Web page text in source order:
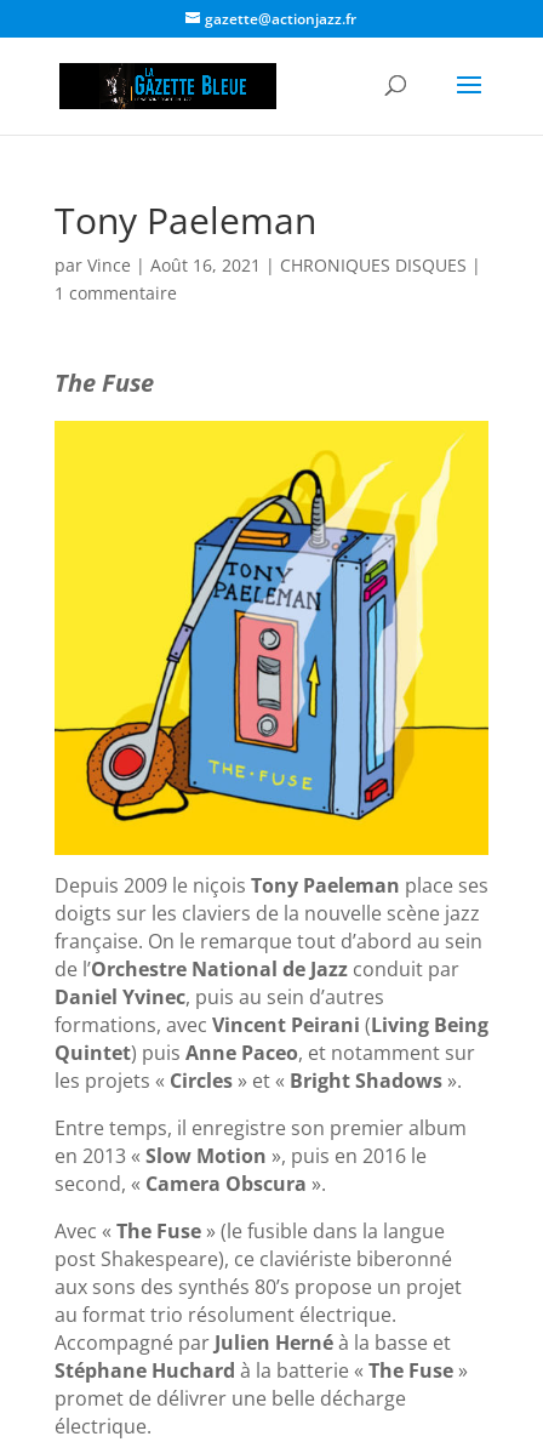
gazette@actionjazz.fr
Tony Paeleman
par Vince | Août 16, 2021 | CHRONIQUES DISQUES |
1 commentaire
The Fuse
Depuis 2009 le niçois Tony Paeleman place ses
doigts sur les claviers de la nouvelle scène jazz
française. On le remarque tout d’abord au sein
de l’Orchestre National de Jazzconduit par
Daniel Yvinec, puis au sein d’autres
formations, avec Vincent Peirani (Living Being
Quintet) puis Anne Paceo, et notamment sur
les projets « Circles» et « Bright Shadows».
Entre temps, il enregistre son premier album
en 2013 « Slow Motion », puis en 2016 le
second, « Camera Obscura ».
Avec « The Fuse » (le fusible dans la langue
post Shakespeare), ce claviériste biberonné
aux sons des synthés 80’s propose un projet
au format trio résolument électrique.
Accompagné par Julien Hernéà la basse et
Stéphane Huchard à la batterie « The Fuse »
promet de délivrer une belle décharge
électrique.